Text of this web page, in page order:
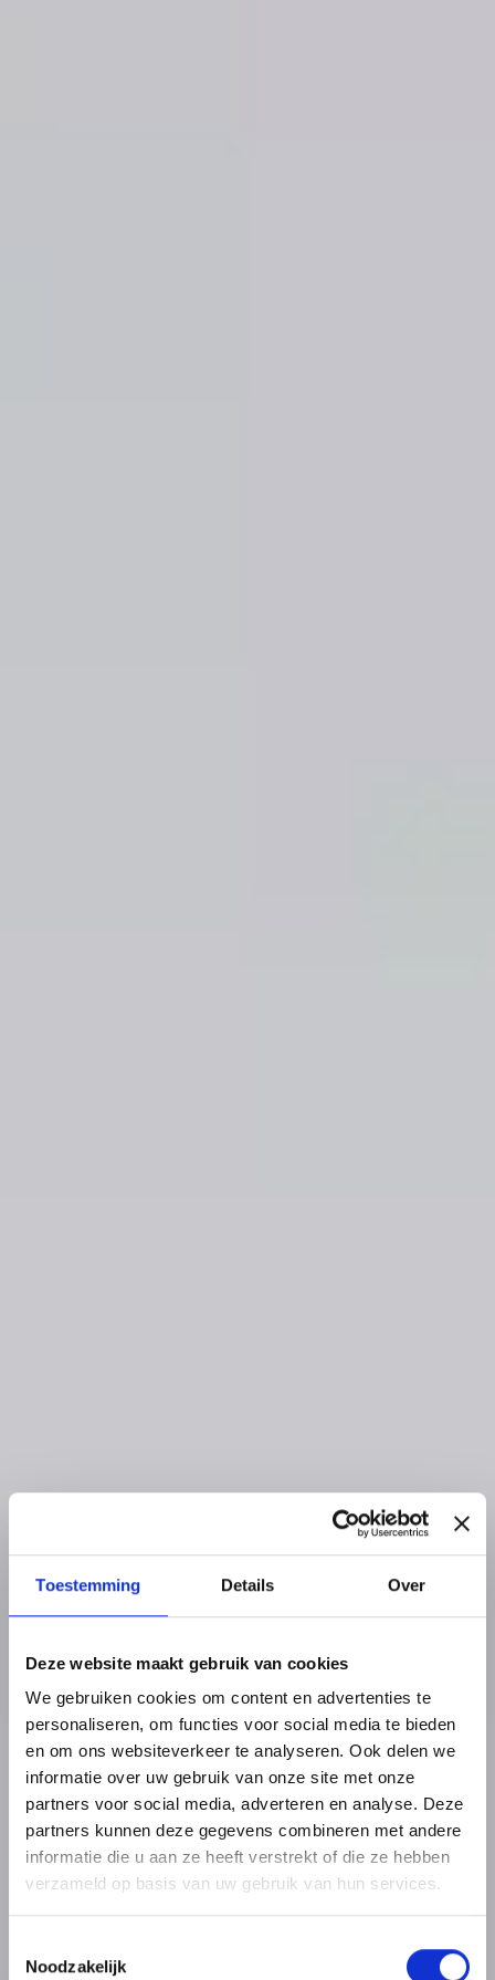
Toestemming Details Over
Deze website maakt gebruik van cookies
We gebruiken cookies om content en advertenties te
personaliseren, om functies voor social media te bieden
en om ons websiteverkeer te analyseren. Ook delen we
informatie over uw gebruik van onze site met onze
partners voor social media, adverteren en analyse. Deze
partners kunnen deze gegevens combineren met andere
informatie die u aan ze heeft verstrekt of die ze hebben
verzameld op basis van uw gebruik van hun services.
Noodzakelijk